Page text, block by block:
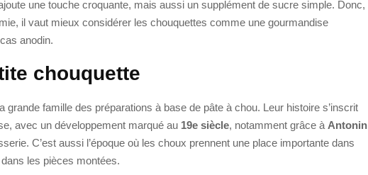
une touche croquante, mais aussi un supplément de sucre simple. Donc,
il vaut mieux considérer les chouquettes comme une gourmandise
anodin.
chouquette
grande famille des préparations à base de pâte à chou. Leur histoire s’inscrit
avec un développement marqué au 19e siècle, notamment grâce à Antonin
C’est aussi l’époque où les choux prennent une place importante dans
les pièces montées.